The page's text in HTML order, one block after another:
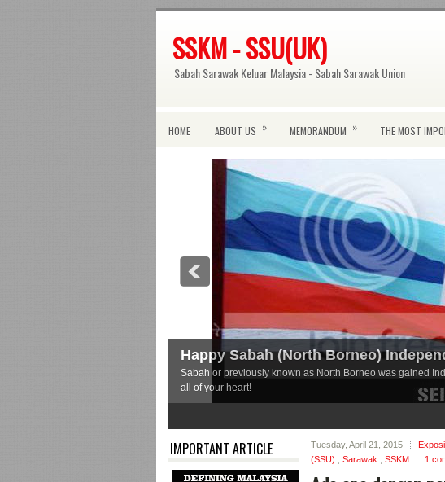
SSKM - SSU(UK)
Sabah Sarawak Keluar Malaysia - Sabah Sarawak Union
HOME ABOUT US » MEMORANDUM » THE MOST
Happy Sabah (North Borneo)
Sabah or previously known as North Borneo was gained
all of your heart!
IMPORTANT ARTICLE Tuesday, April 21, 2015
(SSU)
Sarawak SSKM 1